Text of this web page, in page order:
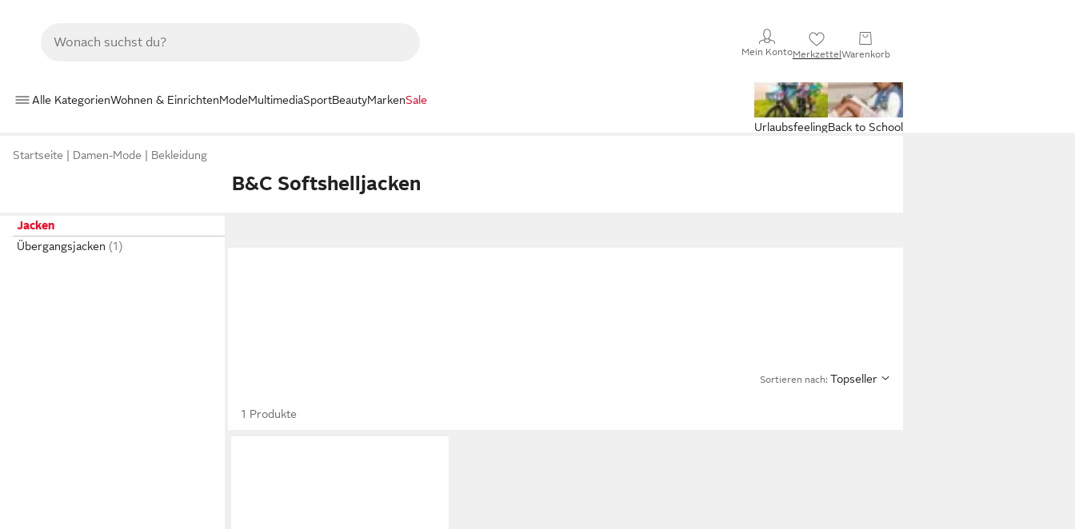
Mein KontoMerkzettelWarenkorb
Alle KategorienWohnen & EinrichtenModeMultimediaSportBeautyMarkenSale
Back to School
Urlaubsfeeling
Startseite Damen-Mode Bekleidung
B&C Softshelljacken
Jacken
Übergangsjacken
Sortieren nach: Topseller
1 Produkte